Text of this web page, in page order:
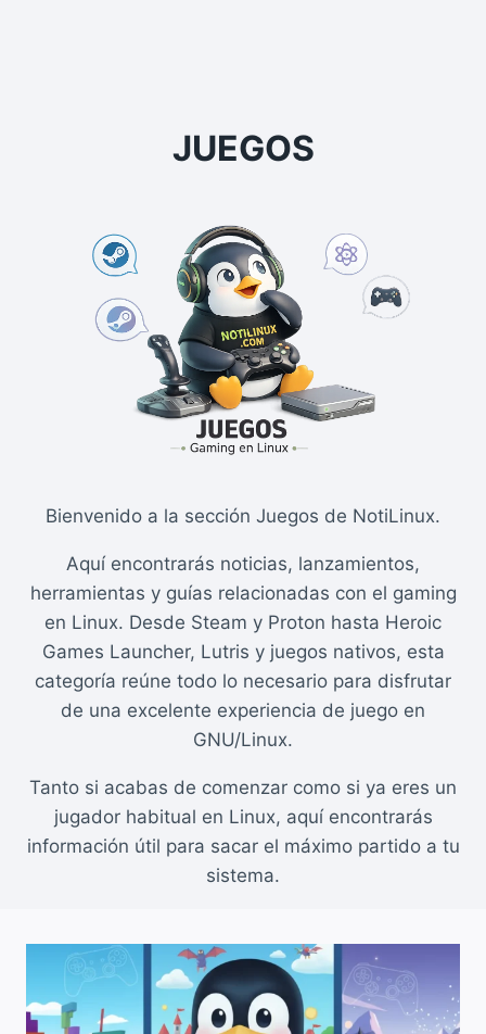
JUEGOS
Bienvenido a la sección Juegos de NotiLinux.
Aquí encontrarás noticias, lanzamientos,
herramientas y guías relacionadas con el gaming
en Linux. Desde Steam y Proton hasta Heroic
Games Launcher, Lutris y juegos nativos, esta
categoría reúne todo lo necesario para disfrutar
de una excelente experiencia de juego en
GNU/Linux.
Tanto si acabas de comenzar como si ya eres un
jugador habitual en Linux, aquí encontrarás
información útil para sacar el máximo partido a tu
sistema.